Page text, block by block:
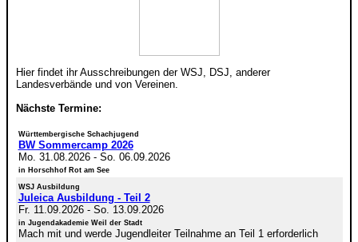
Hier findet ihr Ausschreibungen der WSJ, DSJ, anderer
Landesverbände und von Vereinen.
Nächste Termine:
Württembergische Schachjugend
BW Sommercamp 2026
Mo. 31.08.2026- So. 06.09.2026
in Horschhof Rot am See
WSJ Ausbildung
Juleica Ausbildung - Teil 2
Fr. 11.09.2026- So. 13.09.2026
in Jugendakademie Weil der Stadt
Mach mit und werde Jugendleiter Teilnahme an Teil 1 erforderlich